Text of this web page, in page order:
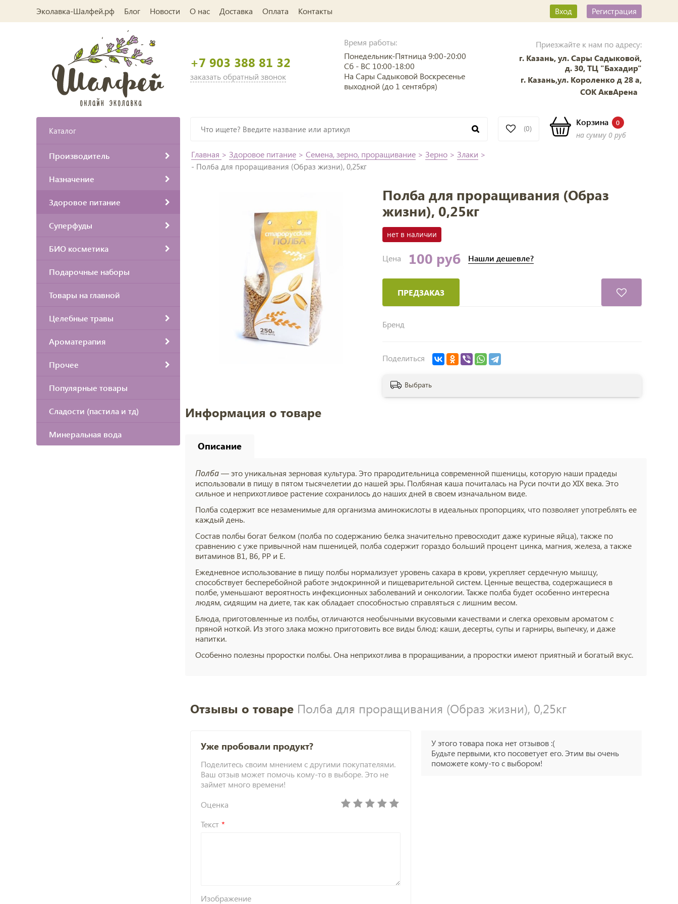
Эколавка-Шалфей.рф Блог Новости О нас Доставка Оплата Контакты Вход Регистрация
+7 903 388 81 32
заказать обратный звонок
Время работы:
Понедельник-Пятница 9:00-20:00
Сб - ВС 10:00-18:00
На Сары Садыковой Воскресенье
выходной (до 1 сентября)
Приезжайте к нам по адресу:
г. Казань, ул. Сары Садыковой,
д. 30, ТЦ "Бахадир"
г. Казань,ул. Короленко д 28 а,
СОК АквАрена
(0)
Корзина 0
на сумму 0 руб
Каталог
Производитель
Назначение
Здоровое питание
Суперфуды
БИО косметика
Подарочные наборы
Товары на главной
Целебные травы
Ароматерапия
Прочее
Популярные товары
Сладости (пастила и тд)
Минеральная вода
Главная > Здоровое питание > Семена, зерно, проращивание > Зерно > Злаки >
- Полба для проращивания (Образ жизни), 0,25кг
Полба для проращивания (Образ
жизни), 0,25кг
нет в наличии
Цена 100 руб Нашли дешевле?
ПРЕДЗАКАЗ
Бренд
Поделиться
Выбрать
Информация о товаре
Описание
Полба— это уникальная зерновая культура. Это прародительница современной пшеницы, которую наши прадеды
использовали в пищу в пятом тысячелетии до нашей эры. Полбяная каша почиталась на Руси почти до XIX века. Это
сильное и неприхотливое растение сохранилось до наших дней в своем изначальном виде.
Полба содержит все незаменимые для организма аминокислоты в идеальных пропорциях, что позволяет употреблять ее
каждый день.
Состав полбы богат белком (полба по содержанию белка значительно превосходит даже куриные яйца), также по
сравнению с уже привычной нам пшеницей, полба содержит гораздо больший процент цинка, магния, железа, а также
витаминов B1, B6, PP и Е.
Ежедневное использование в пищу полбы нормализует уровень сахара в крови, укрепляет сердечную мышцу,
способствует бесперебойной работе эндокринной и пищеварительной систем. Ценные вещества, содержащиеся в
полбе, уменьшают вероятность инфекционных заболеваний и онкологии. Также полба будет особенно интересна
людям, сидящим на диете, так как обладает способностью справляться с лишним весом.
Блюда, приготовленные из полбы, отличаются необычными вкусовыми качествами и слегка ореховым ароматом с
пряной ноткой. Из этого злака можно приготовить все виды блюд: каши, десерты, супы и гарниры, выпечку, и даже
напитки.
Особенно полезны проростки полбы. Она неприхотлива в проращивании, а проростки имеют приятный и богатый вкус.
Отзывы о товаре Полба для проращивания (Образ жизни), 0,25кг
Уже пробовали продукт?
Поделитесь своим мнением с другими покупателями.
Ваш отзыв может помочь кому-то в выборе. Это не
займет много времени!
Оценка
Текст
Изображение
У этого товара пока нет отзывов :(
Будьте первыми, кто посоветует его. Этим вы очень
поможете кому-то с выбором!